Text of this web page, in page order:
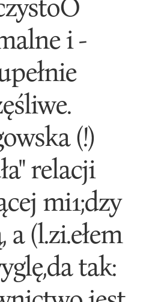
i -
(!)
relacji
mi1;dzy
(l.zi.ełem
tak: